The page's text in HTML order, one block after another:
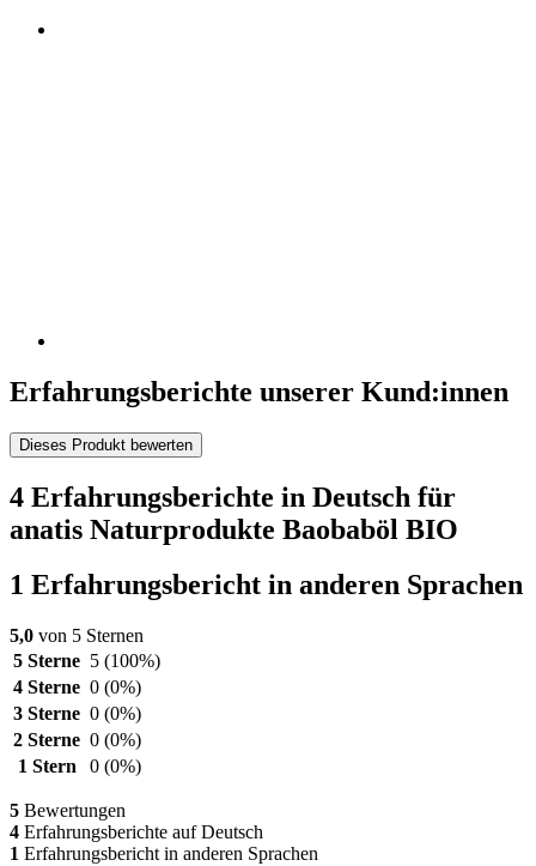
Erfahrungsberichte unserer Kund:innen
Dieses Produkt bewerten
4 Erfahrungsberichte in Deutsch für
anatis Naturprodukte Baobaböl BIO
1 Erfahrungsbericht in anderen Sprachen
5,0 von 5 Sternen
5 Sterne 5 (100%)
4 Sterne 0 (0%)
3 Sterne 0 (0%)
2 Sterne 0 (0%)
1 Stern
0 (0%)
5 Bewertungen
4 Erfahrungsberichte auf Deutsch
1 Erfahrungsbericht in anderen Sprachen